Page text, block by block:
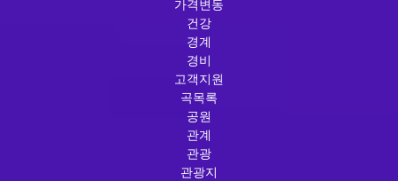
가격변동
건강
경계
경비
고객지원
곡목록
공원
관계
관광
관광지